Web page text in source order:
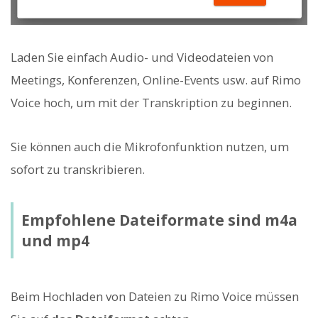
Laden Sie einfach Audio- und Videodateien von
Meetings, Konferenzen, Online-Events usw. auf Rimo
Voice hoch, um mit der Transkription zu beginnen.
Sie können auch die Mikrofonfunktion nutzen, um
sofort zu transkribieren.
Empfohlene Dateiformate sind m4a
und mp4
Beim Hochladen von Dateien zu Rimo Voice müssen